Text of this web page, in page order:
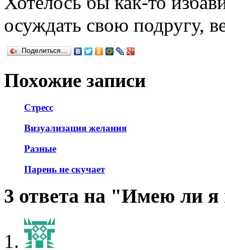
осуждать свою подругу,
Поделиться…
Похожие записи
Стресс
Визуализация желания
Разные
Парень не скучает
3 ответа на "Имею ли я